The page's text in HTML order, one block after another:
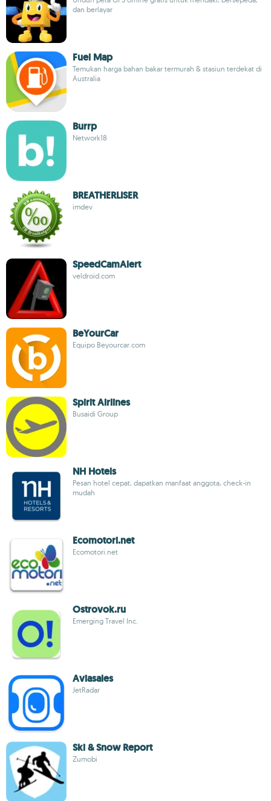
dan berlayar
Fuel Map
Temukan harga bahan bakar termurah & stasiun terdekat di
Australia
Burrp
Network18
BREATHERLISER
imdev
SpeedCamAlert
veldroid.com
BeYourCar
Equipo Beyourcar.com
Spirit Airlines
Busaidi Group
NH Hotels
Pesan hotel cepat, dapatkan manfaat anggota, check-in
mudah
Ecomotori.net
Ecomotori.net
Ostrovok.ru
Emerging Travel Inc.
Aviasales
JetRadar
Ski & Snow Report
Zumobi